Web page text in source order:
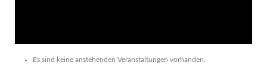
Es sind keine anstehenden Veranstaltungen vorhanden.